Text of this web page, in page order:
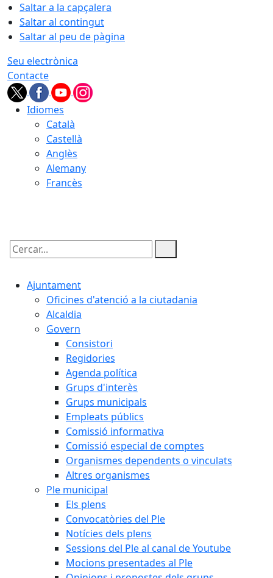
Saltar a la capçalera
Saltar al contingut
Saltar al peu de pàgina
Seu electrònica
Contacte
Idiomes
Català
Castellà
Anglès
Alemany
Francès
Cercar:
Ajuntament
Oficines d'atenció a la ciutadania
Alcaldia
Govern
Consistori
Regidories
Agenda política
Grups d'interès
Grups municipals
Empleats públics
Comissió informativa
Comissió especial de comptes
Organismes dependents o vinculats
Altres organismes
Ple municipal
Els plens
Convocatòries del Ple
Notícies dels plens
Sessions del Ple al canal de Youtube
Mocions presentades al Ple